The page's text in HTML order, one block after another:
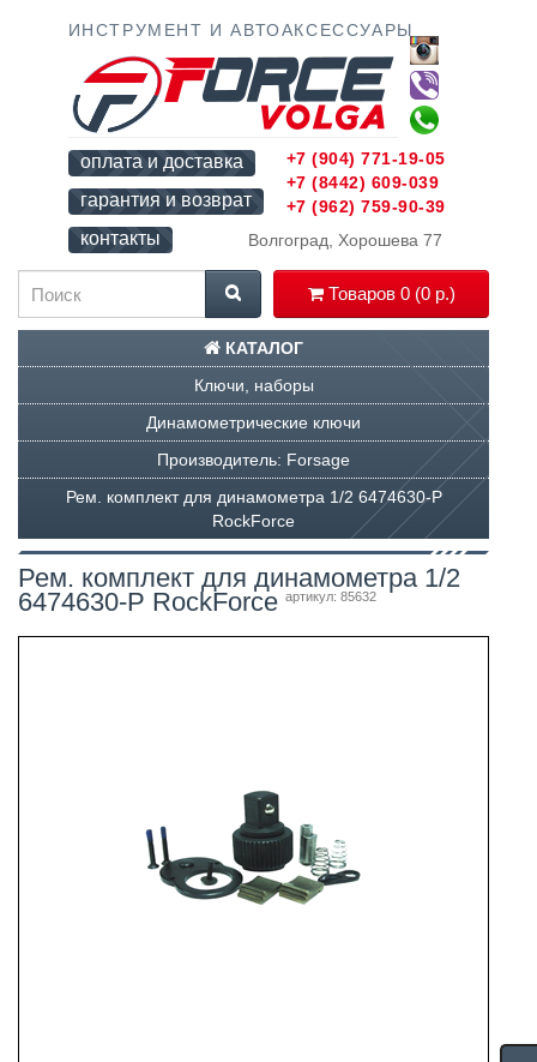
ИНСТРУМЕНТ И АВТОАКСЕССУАРЫ
оплата и доставка
гарантия и возврат
контакты
Волгоград, Хорошева 77
Товаров 0 (0 р.)
+7 (904) 771-19-05
+7 (8442) 609-039
+7 (962) 759-90-39
КАТАЛОГ
Ключи, наборы
Динамометрические ключи
Производитель: Forsage
Рем. комплект для динамометра 1/2 6474630-P
RockForce
Рем. комплект для динамометра 1/2
6474630-P RockForce артикул: 85632